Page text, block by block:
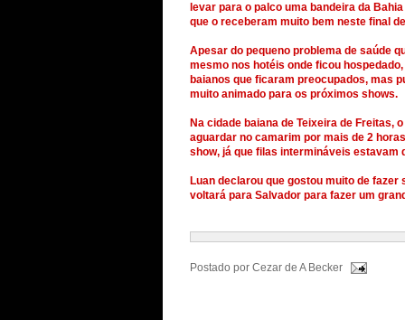
levar para o palco uma bandeira da
que o receberam muito bem neste final
Apesar do pequeno problema de saúde
mesmo nos hotéis onde ficou
baianos que ficaram preocupados, mas
muito animado para os próximos shows.
Na cidade baiana de Teixeira de Freitas,
aguardar no camarim por mais de 2
show, já que filas intermináveis estavam
Luan declarou que gostou muito de
voltará para Salvador para fazer um
Postado por Cezar de A Becker